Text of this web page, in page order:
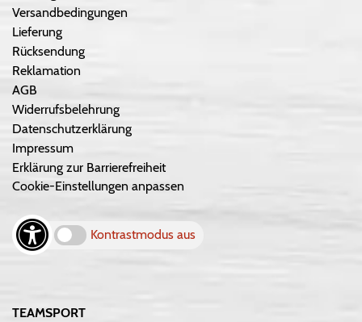
Versandbedingungen
Lieferung
Rücksendung
Reklamation
AGB
Widerrufsbelehrung
Datenschutzerklärung
Impressum
Erklärung zur Barrierefreiheit
Cookie-Einstellungen anpassen
Kontrastmodus aus
TEAMSPORT